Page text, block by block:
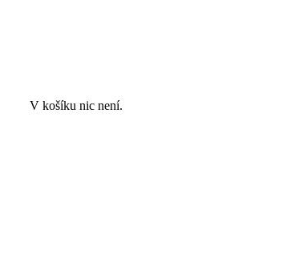
V košíku nic není.